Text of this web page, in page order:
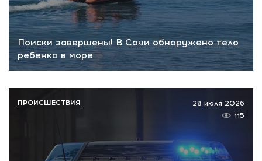
Поиски завершены! В Сочи обнаружено тело
ребенка в море
28 июля 2026
115
ПРОИСШЕСТВИЯ